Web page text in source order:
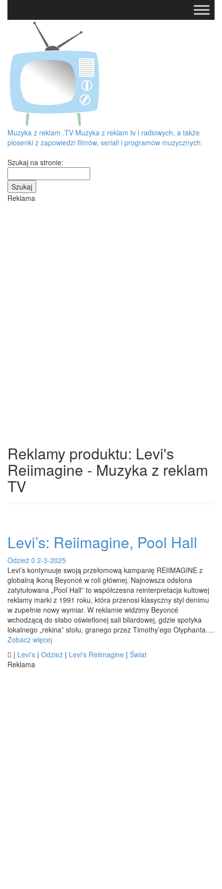
Muzyka z reklam .TV Muzyka z reklam tv i radiowych, a także
piosenki z zapowiedzi filmów, seriali i programów muzycznych.
Szukaj na stronie:
Reklama
Reklamy produktu: Levi's
Reiimagine - Muzyka z reklam
TV
Levi’s: Reiimagine, Pool Hall
Odzież 0 2-3-2025
Levi’s kontynuuje swoją przełomową kampanię REIIMAGINE z
globalną ikoną Beyoncé w roli głównej. Najnowsza odsłona
zatytułowana „Pool Hall” to współczesna reinterpretacja kultowej
reklamy marki z 1991 roku, która przenosi klasyczny styl denimu
w zupełnie nowy wymiar. W reklamie widzimy Beyoncé
wchodzącą do słabo oświetlonej sali bilardowej, gdzie spotyka
lokalnego „rekina” stołu, granego przez Timothy’ego Olyphanta….
Zobacz więcej
 | Levi's | Odzież | Levi's Reiimagine | Świat
Reklama